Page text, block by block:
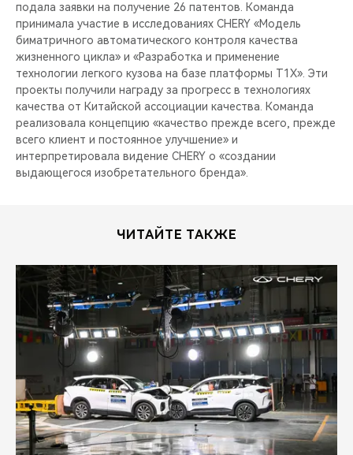
подала заявки на получение 26 патентов. Команда
принимала участие в исследованиях CHERY «Модель
биматричного автоматического контроля качества
жизненного цикла» и «Разработка и применение
технологии легкого кузова на базе платформы T1X». Эти
проекты получили награду за прогресс в технологиях
качества от Китайской ассоциации качества. Команда
реализовала концепцию «качество прежде всего, прежде
всего клиент и постоянное улучшение» и
интерпретировала видение CHERY о «создании
выдающегося изобретательного бренда».
ЧИТАЙТЕ ТАКЖЕ